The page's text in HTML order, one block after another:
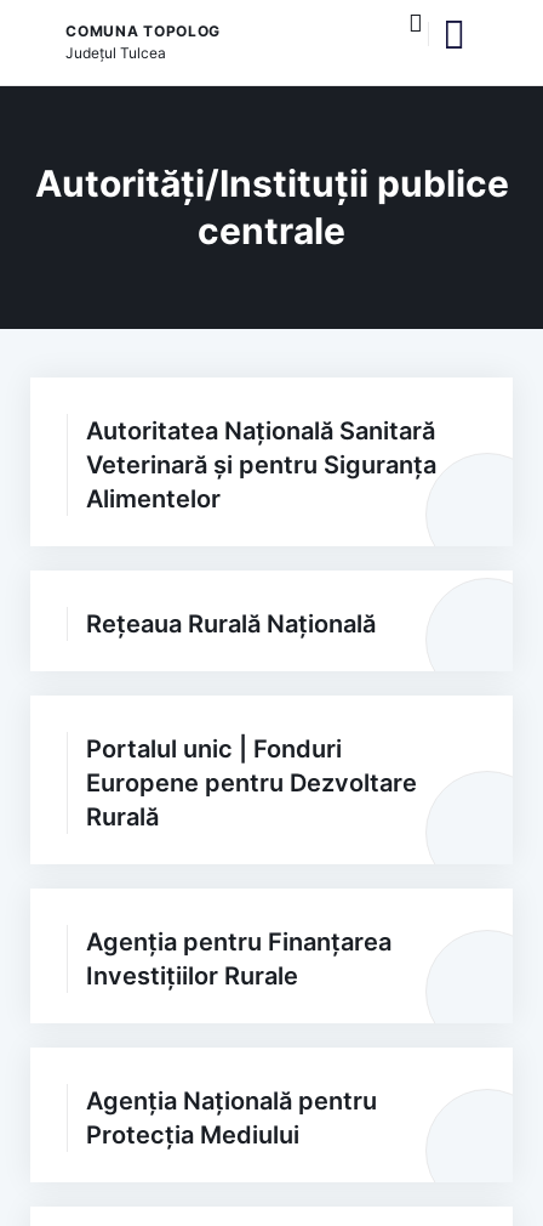
COMUNA TOPOLOG
JudețulTulcea
Autorități/Instituții publice
centrale
Autoritatea Națională Sanitară
Veterinară și pentru Siguranța
Alimentelor
Rețeaua Rurală Națională
Portalul unic | Fonduri
Europene pentru Dezvoltare
Rurală
Agenția pentru Finanțarea
Investițiilor Rurale
Agenția Națională pentru
Protecția Mediului